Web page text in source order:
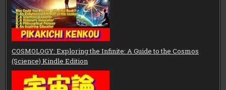
COSMOLOGY: Exploring the Infinite: A Guide to the Cosmos
(Science) Kindle Edition